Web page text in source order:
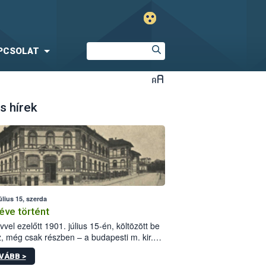
hírek
15, szerda
történt
ezelőtt 1901. július 15-én, költözött be
még csak részben – a budapesti m. kir.
állomás a Kis Rókus utca
alatti, Czigler Győző által tervezett új
>